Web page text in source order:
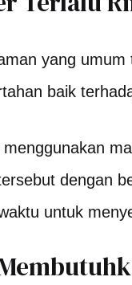
yang
baik
dengan
untuk